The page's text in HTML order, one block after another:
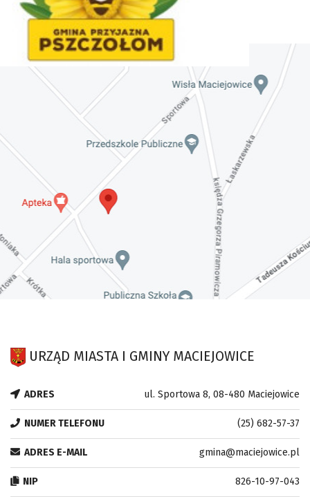
URZĄD MIASTA I GMINY MACIEJOWICE
ADRES ul. Sportowa 8, 08-480 Maciejowice
NUMER TELEFONU (25) 682-57-37
ADRES E-MAIL gmina@maciejowice.pl
NIP 826-10-97-043